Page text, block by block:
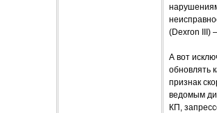
(Dexron III)
А вот
обновлять
признак
ведомым
КП,